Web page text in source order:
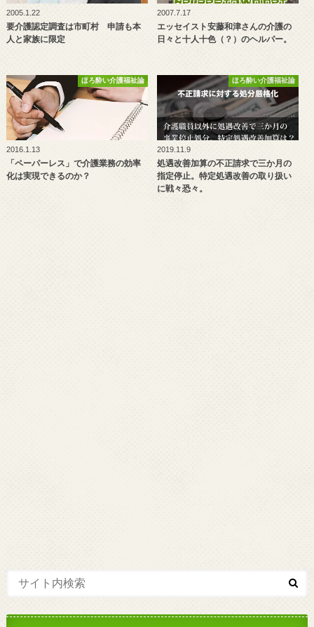
2005.1.22
要介護認定調査は市町村 申請も本
人と家族に限定
2007.7.17
エッセイスト安藤和津さんの介護の
日々と十人十色（？）のヘルパー。
ほろ酔い介護福祉論
2016.1.13
「ペーパーレス」で介護業務の効率
化は実現できるのか？
ほろ酔い介護福祉論
2019.11.9
処遇改善加算の不正請求で三か月の
指定停止。特定処遇改善の取り扱い
に戦々恐々。